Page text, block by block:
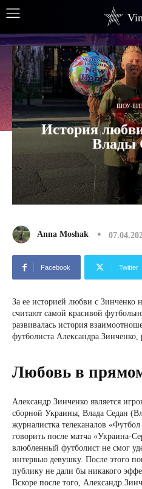
ШОУ-
История
Влады
Anna Moshak
Facebook Twitter
За ее историей любви с Зинченко
считают самой красивой
развивалась история
футболиста Александра Зинченко,
Любовь в
Александр Зинченко является
сборной Украины, Влада Седан
журналистка телеканалов
говорить после матча «Украина-
влюбленный футболист не смог
интервью девушку. После этого
публику не дали бы никакого
Вскоре после того, Александр